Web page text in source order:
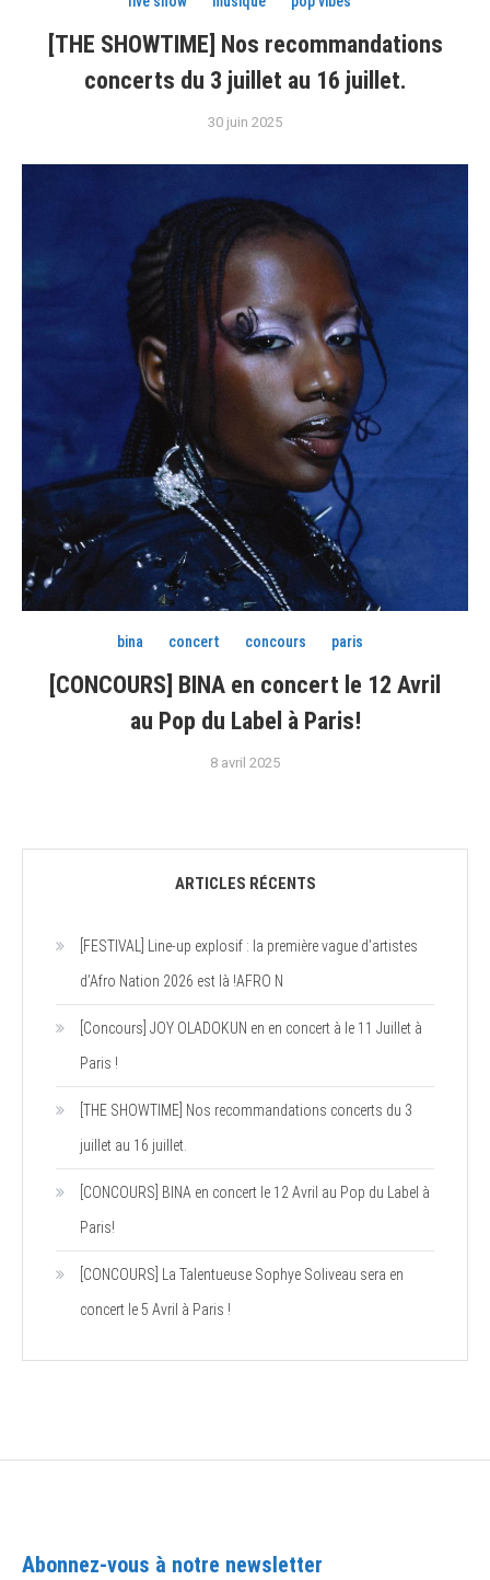
[THE SHOWTIME] Nos recommandations
concerts du 3 juillet au 16 juillet.
30 juin 2025
bina concert concours paris
[CONCOURS] BINA en concert le 12 Avril
au Pop du Label à Paris!
8 avril 2025
ARTICLES RÉCENTS
[FESTIVAL] Line-up explosif : la première vague d’artistes
d’Afro Nation 2026 est là !AFRO N
[Concours] JOY OLADOKUN en en concert à le 11 Juillet à
Paris !
[THE SHOWTIME] Nos recommandations concerts du 3
juillet au 16 juillet.
[CONCOURS] BINA en concert le 12 Avril au Pop du Label à
Paris!
[CONCOURS] La Talentueuse Sophye Soliveau sera en
concert le 5 Avril à Paris !
Abonnez-vous à notre newsletter